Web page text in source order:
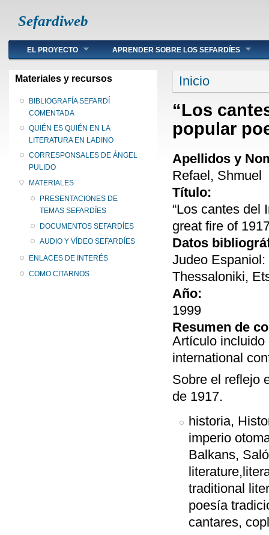
Sefardiweb
Main menu
EL PROYECTO APRENDER SOBRE LOS SEFARDÍES
Materiales y recursos
BIBLIOGRAFÍA SEFARDÍ
COMENTADA
QUIÉN ES QUIÉN EN LA
LITERATURA EN LADINO
CORRESPONSALES DE ÁNGEL
PULIDO
MATERIALES
PRESENTACIONES DE
TEMAS SEFARDÍES
DOCUMENTOS SEFARDÍES
AUDIO Y VÍDEO SEFARDÍES
ENLACES DE INTERÉS
COMO CITARNOS
Se encuentra
Inicio
“Los
popular
Apellidos y
Refael, Shmuel
Título:
“Los cantes del
great fire of
Datos
Judeo
Thessaloniki,
Año:
1999
Resumen de
Artículo incluido
international
Sobre el reflejo
de 1917.
historia,
imperio
Balkans,
traditional
poesía
cantares,